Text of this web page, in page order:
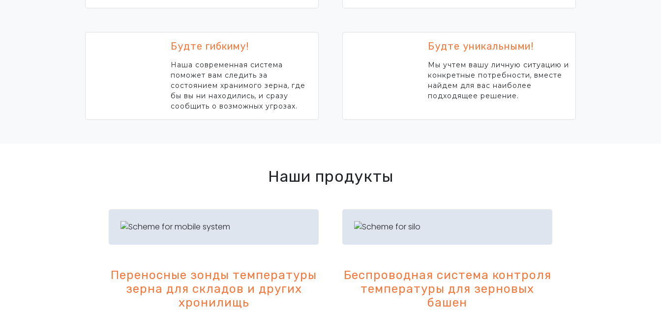
Будте гибкиму!
Наша современная система
поможет вам следить за
состоянием хранимого зерна, где
бы вы ни находились, и сразу
сообщить о возможных угрозах.
Будте уникальными!
Мы учтем вашу личную ситуацию и
конкретные потребности, вместе
найдем для вас наиболее
подходящее решение.
Наши продукты
Переносные зонды температуры
зерна для складов и других
хронилищь
Беспроводная система контроля
температуры для зерновых
башен